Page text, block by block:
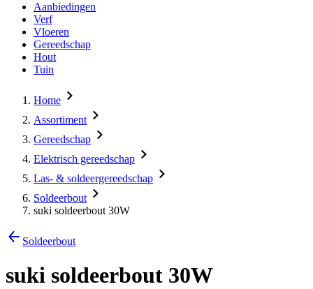
Aanbiedingen
Verf
Vloeren
Gereedschap
Hout
Tuin
Home
Assortiment
Gereedschap
Elektrisch gereedschap
Las- & soldeergereedschap
Soldeerbout
suki soldeerbout 30W
Soldeerbout
suki soldeerbout 30W